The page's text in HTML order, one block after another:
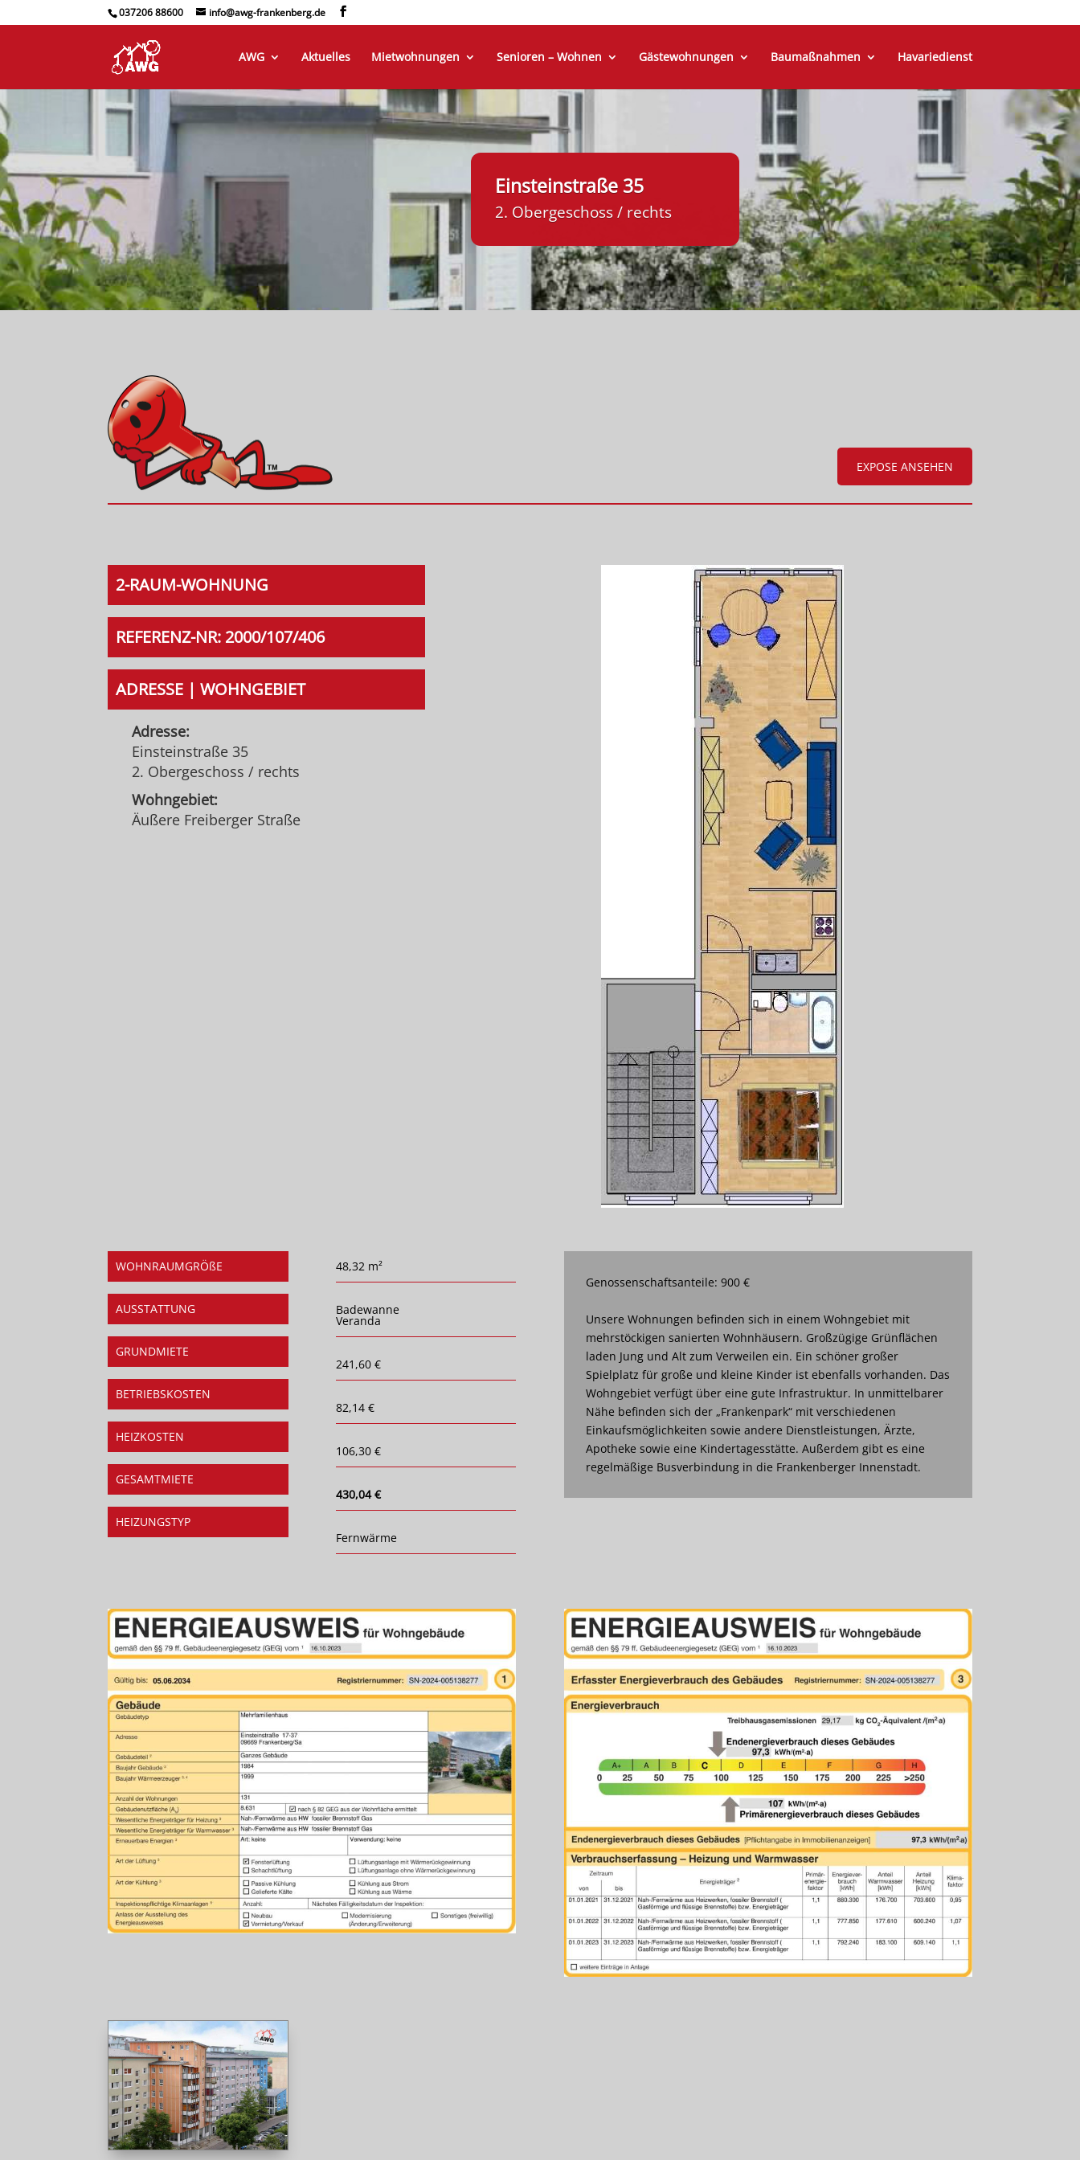
037206 88600 info@awg-frankenberg.de
AWG Aktuelles Mietwohnungen Senioren – Wohnen Gästewohnungen Baumaßnahmen Havariedienst
Einsteinstraße 35
2. Obergeschoss / rechts
EXPOSE ANSEHEN
2-RAUM-WOHNUNG
REFERENZ-NR: 2000/107/406
ADRESSE | WOHNGEBIET
Adresse:
Einsteinstraße 35
2. Obergeschoss / rechts
Wohngebiet:
Äußere Freiberger Straße
WOHNRAUMGRÖßE
AUSSTATTUNG
GRUNDMIETE
BETRIEBSKOSTEN
HEIZKOSTEN
GESAMTMIETE
HEIZUNGSTYP
48,32 m²
Badewanne
Veranda
241,60 €
82,14 €
106,30 €
430,04 €
Fernwärme
Genossenschaftsanteile: 900 €
Unsere Wohnungen befinden sich in einem Wohngebiet mit
mehrstöckigen sanierten Wohnhäusern. Großzügige Grünflächen
laden Jung und Alt zum Verweilen ein. Ein schöner großer
Spielplatz für große und kleine Kinder ist ebenfalls vorhanden. Das
Wohngebiet verfügt über eine gute Infrastruktur. In unmittelbarer
Nähe befinden sich der „Frankenpark“ mit verschiedenen
Einkaufsmöglichkeiten sowie andere Dienstleistungen, Ärzte,
Apotheke sowie eine Kindertagesstätte. Außerdem gibt es eine
regelmäßige Busverbindung in die Frankenberger Innenstadt.